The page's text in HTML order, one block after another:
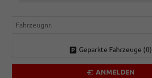
Fahrzeugnr.
Geparkte Fahrzeuge (0)
ANMELDEN